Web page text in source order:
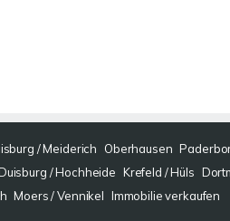
/ Meiderich Oberhausen
/ Hochheide Krefeld / Hüls
Moers / Vennikel Immobilie verkaufen